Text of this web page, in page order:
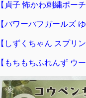
【貞子 怖かわ刺繍ポーチ
【パワーパフガールズ
【しずくちゃん スプリ
【もちもちふれんず ウ